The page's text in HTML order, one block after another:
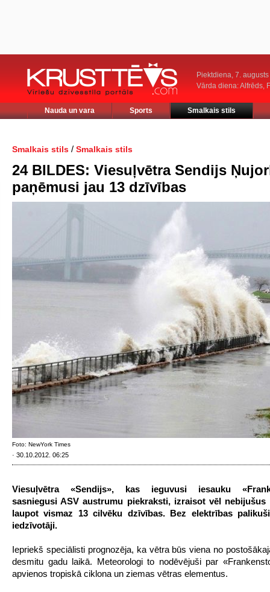
Piektdiena, 7. augusts
Vārda diena: Alfrēds,
Nauda un vara Sports Smalkais stils
Smalkais stils / Smalkais stils
24 BILDES: Viesuļvētra Sendijs
paņēmusi jau 13 dzīvības
Foto: NewYork Times
· 30.10.2012. 06:25
Viesuļvētra «Sendijs», kas ieguvusi iesauku
sasniegusi ASV austrumu piekraksti, izraisot vēl
laupot vismaz 13 cilvēku dzīvības. Bez elektrības
iedzīvotāji.
Iepriekš speciālisti prognozēja, ka vētra būs viena no
desmitu gadu laikā. Meteorologi to nodēvējuši par
apvienos tropiskā ciklona un ziemas vētras elementus.